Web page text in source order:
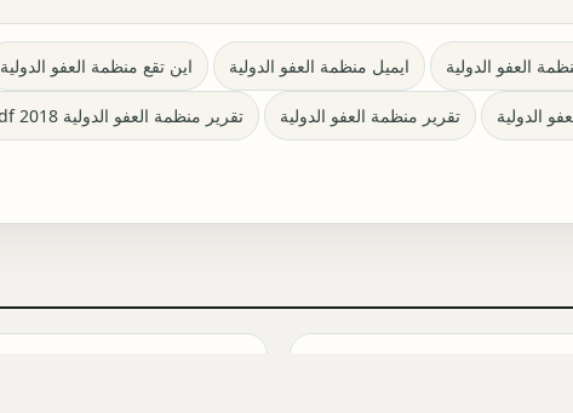
العفو الدولية ايميل منظمة العفو الدولية اين تقع منظمة العفو الدولية
الدولية تقرير منظمة العفو الدولية تقرير منظمة العفو الدولية 2018 pdf